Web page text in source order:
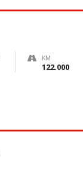
KM
122.000